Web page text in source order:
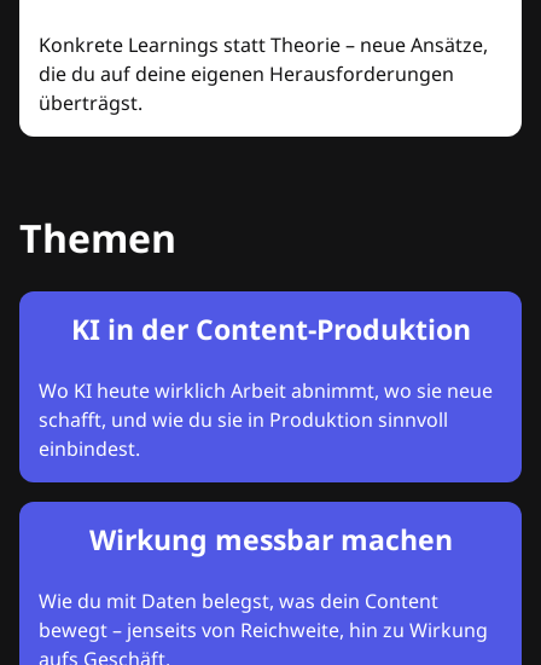
Konkrete Learnings statt Theorie – neue Ansätze,
die du auf deine eigenen Herausforderungen
überträgst.
Themen
KI in der Content-Produktion
Wo KI heute wirklich Arbeit abnimmt, wo sie neue
schafft, und wie du sie in Produktion sinnvoll
einbindest.
Wirkung messbar machen
Wie du mit Daten belegst, was dein Content
bewegt – jenseits von Reichweite, hin zu Wirkung
aufs Geschäft.